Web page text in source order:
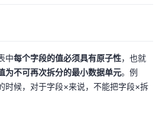
中每个字段的值必须具有原子性，也就
为不可再次拆分的最小数据单元。例
时候，对于字段×来说，不能把字段×拆